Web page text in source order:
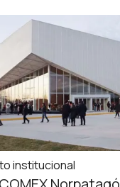
institucional